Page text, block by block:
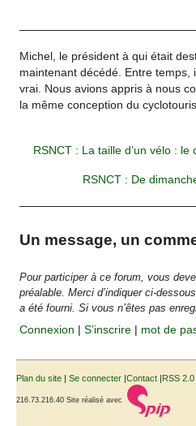
Michel, le président à qui était
maintenant décédé. Entre temps,
vrai. Nous avions appris à nous
la même conception du
RSNCT : La taille d’un vélo : le
RSNCT : De
Un message, un
Pour participer à ce forum, vous
préalable. Merci d’indiquer ci-
a été fourni. Si vous n’êtes pas
Connexion |S’inscrire | mot de
Plan du site | Se connecter |Contact |RSS 2.0
216.73.216.40 Site réalisé avec